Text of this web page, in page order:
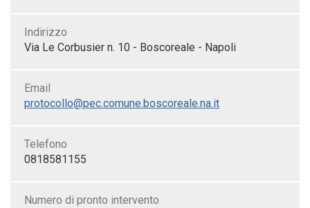
Indirizzo
Via Le Corbusier n. 10 - Boscoreale - Napoli
Email
protocollo@pec.comune.boscoreale.na.it
Telefono
0818581155
Numero di pronto intervento